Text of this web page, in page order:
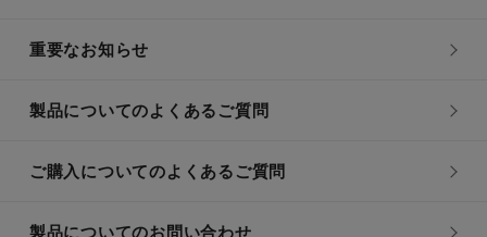
重要なお知らせ
製品についてのよくあるご質問
ご購入についてのよくあるご質問
製品についてのお問い合わせ